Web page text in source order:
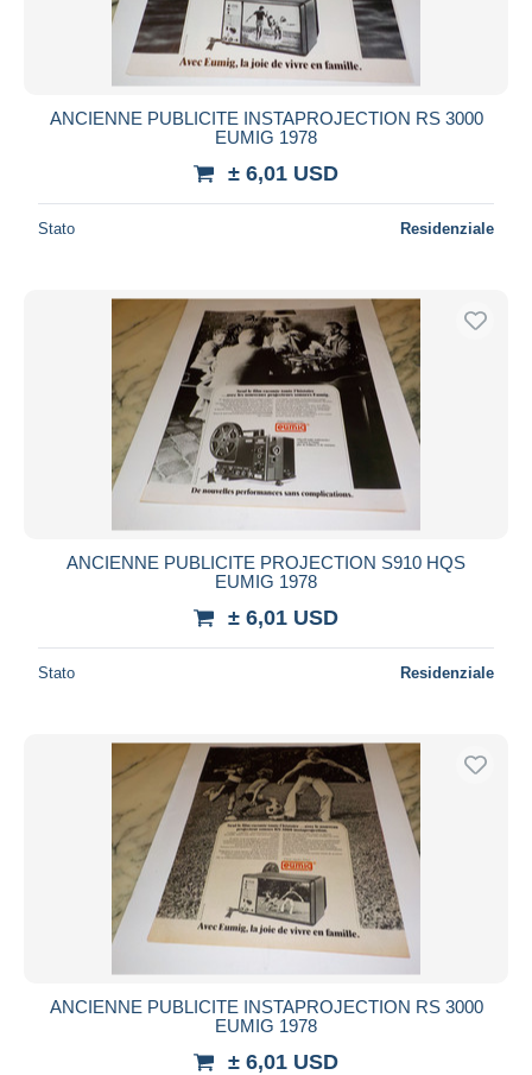
ANCIENNE PUBLICITE INSTAPROJECTION RS 3000
EUMIG 1978
± 6,01 USD
Stato Residenziale
ANCIENNE PUBLICITE PROJECTION S910 HQS
EUMIG 1978
± 6,01 USD
Stato Residenziale
ANCIENNE PUBLICITE INSTAPROJECTION RS 3000
EUMIG 1978
± 6,01 USD